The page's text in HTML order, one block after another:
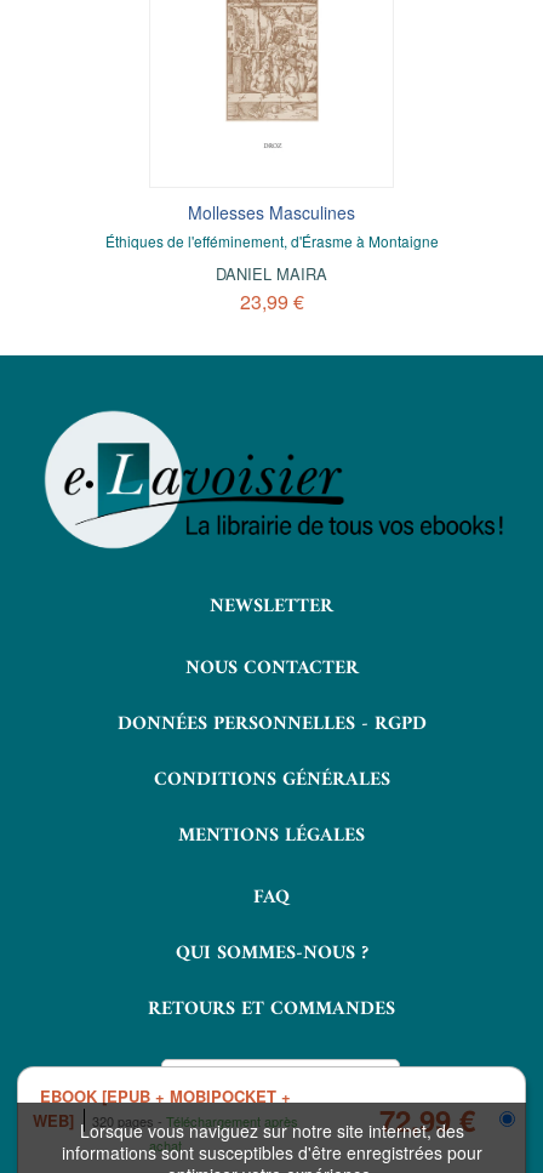
Lorsque vous naviguez sur notre site internet, des
informations sont susceptibles d'être enregistrées pour
EBOOK [EPUB + MOBIPOCKET +
WEB]
320 pages
Téléchargement après
achat
72,99 €
Mollesses Masculines
Éthiques de l'efféminement, d'Érasme à Montaigne
DANIEL MAIRA
23,99 €
NEWSLETTER
NOUS CONTACTER
DONNÉES PERSONNELLES - RGPD
CONDITIONS GÉNÉRALES
MENTIONS LÉGALES
FAQ
QUI SOMMES-NOUS ?
RETOURS ET COMMANDES